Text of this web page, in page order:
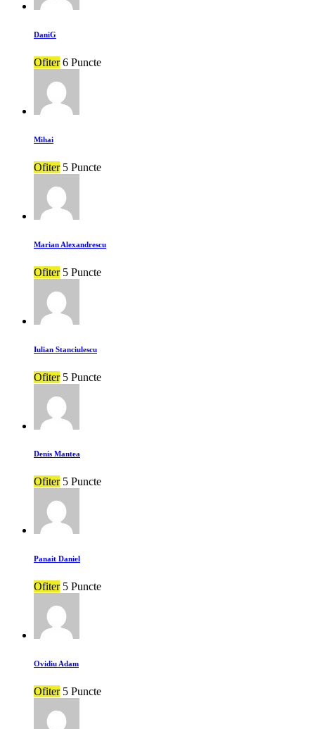
DaniG
Ofiter 6 Puncte
Mihai
Ofiter 5 Puncte
Marian Alexandrescu
Ofiter 5 Puncte
Iulian Stanciulescu
Ofiter 5 Puncte
Denis Mantea
Ofiter 5 Puncte
Panait Daniel
Ofiter 5 Puncte
Ovidiu Adam
Ofiter 5 Puncte